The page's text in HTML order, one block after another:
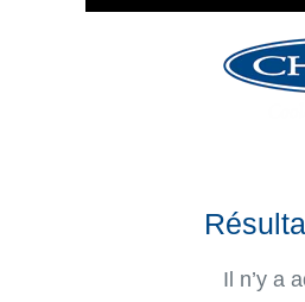
Il n’y a